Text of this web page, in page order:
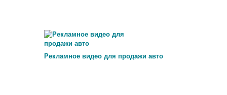
Рекламное видео для продажи авто